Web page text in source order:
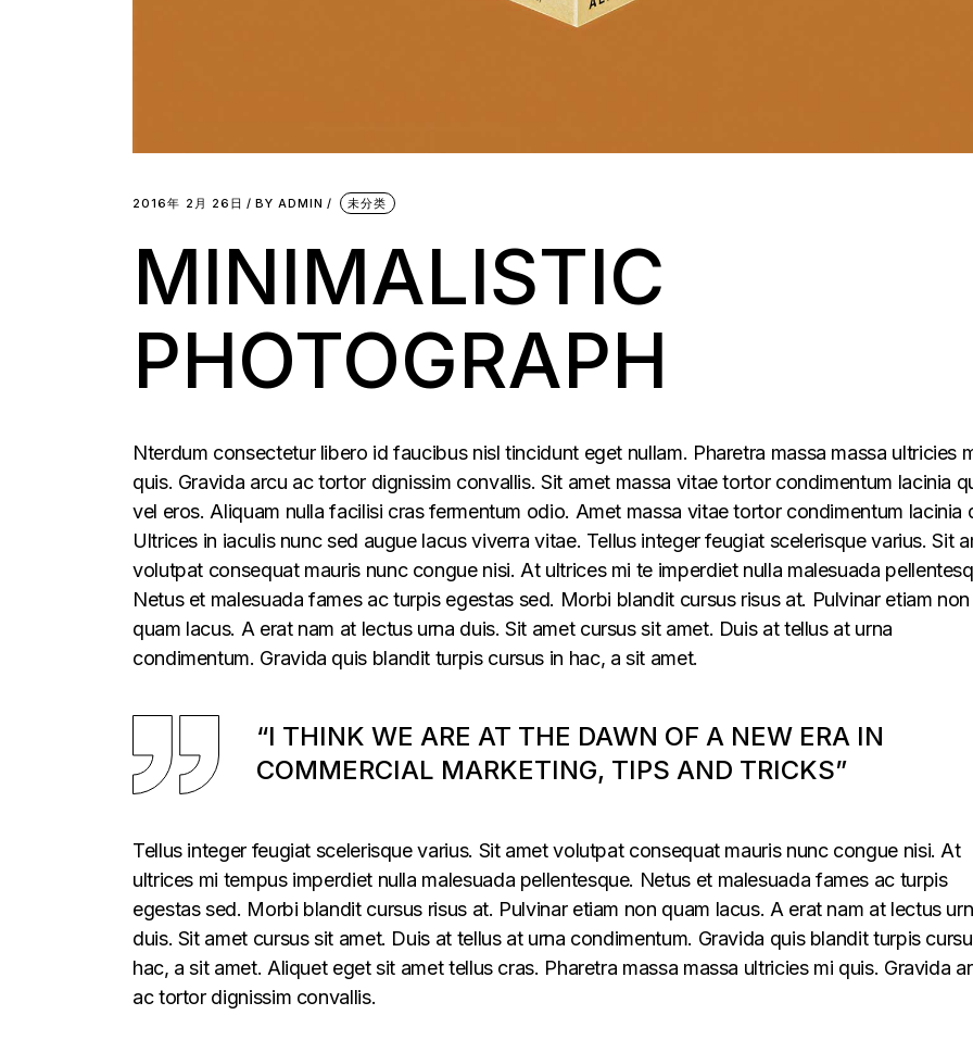
2016年 2月 26日 BY ADMIN 未分类
MINIMALISTIC
PHOTOGRAPH
Nterdum consectetur libero id faucibus nisl tincidunt eget nullam. Pharetra massa massa ultricies
quis. Gravida arcu ac tortor dignissim convallis. Sit amet massa vitae tortor condimentum lacinia
vel eros. Aliquam nulla facilisi cras fermentum odio. Amet massa vitae tortor condimentum lacinia
Ultrices in iaculis nunc sed augue lacus viverra vitae. Tellus integer feugiat scelerisque varius. Sit
volutpat consequat mauris nunc congue nisi. At ultrices mi te imperdiet nulla malesuada
Netus et malesuada fames ac turpis egestas sed. Morbi blandit cursus risus at. Pulvinar etiam non
quam lacus. A erat nam at lectus urna duis. Sit amet cursus sit amet. Duis at tellus at urna
condimentum. Gravida quis blandit turpis cursus in hac, a sit amet.
“I THINK WE ARE AT THE DAWN OF A NEW ERA IN
COMMERCIAL MARKETING, TIPS AND TRICKS”
Tellus integer feugiat scelerisque varius. Sit amet volutpat consequat mauris nunc congue nisi. At
ultrices mi tempus imperdiet nulla malesuada pellentesque. Netus et malesuada fames ac turpis
egestas sed. Morbi blandit cursus risus at. Pulvinar etiam non quam lacus. A erat nam at lectus
duis. Sit amet cursus sit amet. Duis at tellus at urna condimentum. Gravida quis blandit turpis
hac, a sit amet. Aliquet eget sit amet tellus cras. Pharetra massa massa ultricies mi quis. Gravida
ac tortor dignissim convallis.